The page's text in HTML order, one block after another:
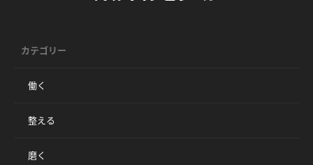
カテゴリー
働く
整える
磨く